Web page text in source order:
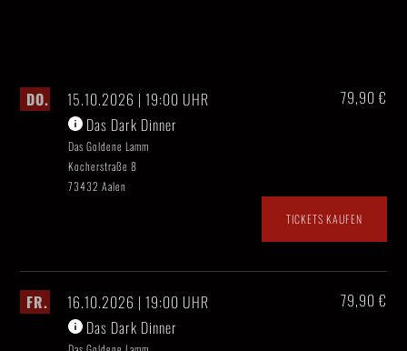
DO.
15.10.2026 | 19:00 UHR
Das Dark Dinner
Das Goldene Lamm
Kocherstraße 8
73432 Aalen
79,90 €
TICKETS KAUFEN
FR.
16.10.2026 | 19:00 UHR
Das Dark Dinner
79,90 €